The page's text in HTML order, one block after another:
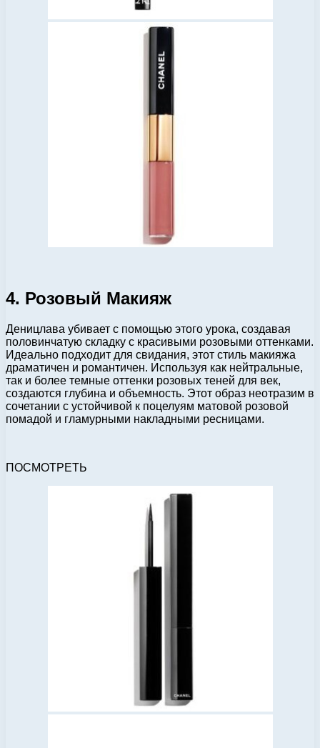
4. Розовый Макияж
Деницлава убивает с помощью этого урока, создавая
половинчатую складку с красивыми розовыми оттенками.
Идеально подходит для свидания, этот стиль макияжа
драматичен и романтичен. Используя как нейтральные,
так и более темные оттенки розовых теней для век,
создаются глубина и объемность. Этот образ неотразим в
сочетании с устойчивой к поцелуям матовой розовой
помадой и гламурными накладными ресницами.
ПОСМОТРЕТЬ